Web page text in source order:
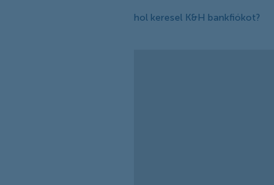
hol keresel K&H bankfiókot?